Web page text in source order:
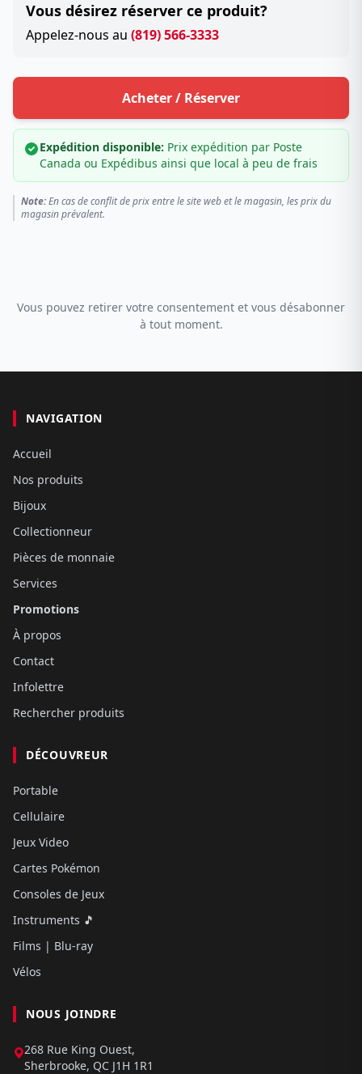
Vous désirez réserver ce produit?
Appelez-nous au (819) 566-3333
Acheter / Réserver
Expédition disponible: Prix expédition par Poste
Canada ou Expédibus ainsi que local à peu de frais
Note:En cas de conflit de prix entre le site web et le magasin, les prix du
magasin prévalent.
Vous pouvez retirer votre consentement et vous désabonner
à tout moment.
NAVIGATION
Accueil
Nos produits
Bijoux
Collectionneur
Pièces de monnaie
Services
Promotions
À propos
Contact
Infolettre
Rechercher produits
DÉCOUVREUR
Portable
Cellulaire
Jeux Video
Cartes Pokémon
Consoles de Jeux
Instruments 🎵
Films | Blu-ray
Vélos
NOUS JOINDRE
268 Rue King Ouest,
Sherbrooke, QC J1H 1R1